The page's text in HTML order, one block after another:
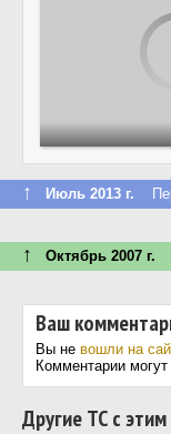
↑ Июль 2013 г.
↑ Октябрь 2007 г.
Ваш
Вы не вошли на
Комментарии
Другие ТС с